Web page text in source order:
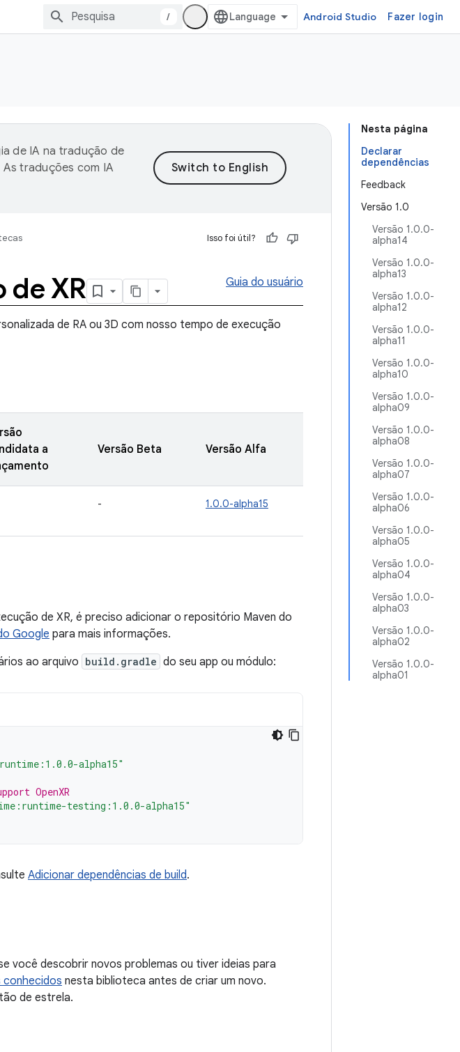
/ Android Studio Fazer login
Nesta página
Declarar
dependências
Feedback
Versão 1.0
Versão 1.0.0-
alpha14
Versão 1.0.0-
alpha13
Versão 1.0.0-
alpha12
Versão 1.0.0-
alpha11
Versão 1.0.0-
alpha10
Versão 1.0.0-
alpha09
Versão 1.0.0-
alpha08
Versão 1.0.0-
alpha07
Versão 1.0.0-
alpha06
Versão 1.0.0-
alpha05
Versão 1.0.0-
alpha04
Versão 1.0.0-
alpha03
Versão 1.0.0-
alpha02
Versão 1.0.0-
alpha01
de IA na tradução de
traduções com IA
Isso foi útil?
de XR Guia do usuário
de RA ou 3D com nosso tempo de execução
a
Versão Beta Versão Alfa
- 1.0.0-alpha15
de XR, é preciso adicionar o repositório Maven do
Google para mais informações.
ao arquivo build.gradle do seu app ou módulo:
alpha15"
OpenXR
testing:1.0.0-alpha15"
Adicionar dependências de build.
você descobrir novos problemas ou tiver ideias para
conhecidos nesta biblioteca antes de criar um novo.
de estrela.